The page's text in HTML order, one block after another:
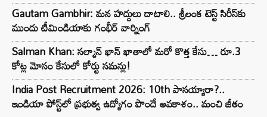
Gautam Gambhir: మన హద్దులు దాటాలి.. శ్రీలంక టెస్ట్ సిరీస్‌కు
ముందు టీమిండియాకు గంభీర్ వార్నింగ్
Salman Khan: సల్మాన్ ఖాన్ ఖాతాలో మరో కొత్త కేసు… రూ.3
కోట్ల మోసం కేసులో కోర్టు సమన్లు!
India Post Recruitment 2026: 10th పాసయ్యారా?..
ఇండియా పోస్ట్‌లో ప్రభుత్వ ఉద్యోగం పొందే అవకాశం.. మంచి జీతం